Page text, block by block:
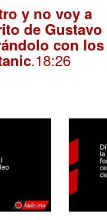
y no voy a
de Gustavo
con los
.18:26